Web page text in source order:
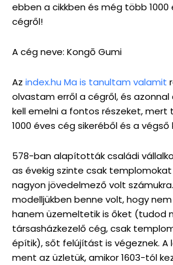
ebben a cikkben és még több 1000
cégről!
A cég neve: Kongō Gumi
Az index.hu Ma is tanultam valamit
olvastam erről a cégről, és
kell emelni a fontos részeket, mert
1000 éves cég sikeréből és a végső
578-ban alapították családi
as évekig szinte csak
nagyon jövedelmező volt
modelljükben benne volt, hogy
hanem üzemeltetik is őket (tudod
társasházkezelő cég, csak
építik), sőt felújítást is végeznek. A
ment az üzletük, amikor 1603-tól